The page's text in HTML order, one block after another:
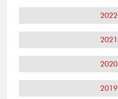
2022
2021
2020
2019